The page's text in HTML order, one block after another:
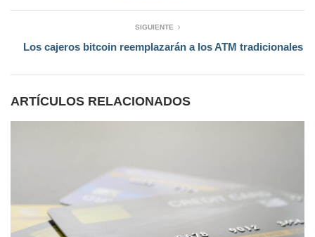
SIGUIENTE
Los cajeros bitcoin reemplazarán a los ATM tradicionales
ARTÍCULOS RELACIONADOS